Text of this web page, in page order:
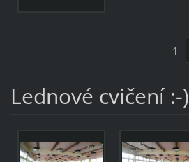
1
Lednové cvičení :-)